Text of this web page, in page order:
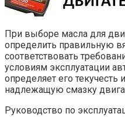
При выборе масла для
определить правильную
соответствовать
условиям эксплуатации
определяет его текучесть
надлежащую смазку
Руководство по